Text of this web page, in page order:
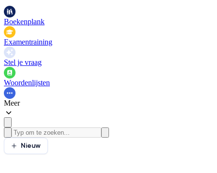
Boekenplank
Examentraining
Stel je vraag
Woordenlijsten
Meer
Nieuw